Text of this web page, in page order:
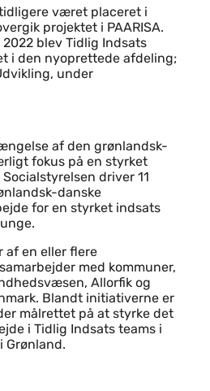
været placeret i
projektet i PAARISA.
blev Tidlig Indsats
i den nyoprettede afdeling;
under
af den grønlandsk-
fokus på en styrket
driver 11
danske
for en styrket indsats
af en eller flere
med kommuner,
Allorfik og
Blandt initiativerne er
målrettet på at styrke det
i Tidlig Indsats teams i
Grønland.